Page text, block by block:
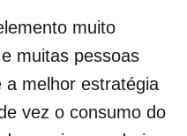
muito
muitas pessoas
a melhor estratégia
vez o consumo do